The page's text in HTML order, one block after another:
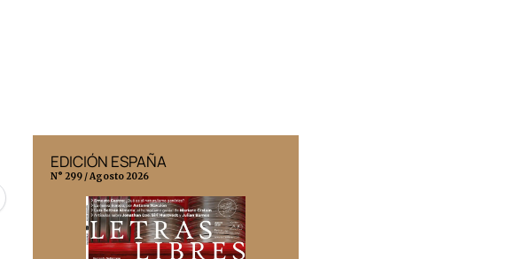
EDICIÓN ESPAÑA
N° 299 / Agosto 2026